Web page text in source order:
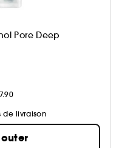
Pore Deep
de livraison